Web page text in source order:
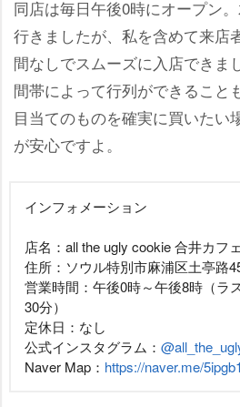
同店は毎日午後0時にオープン
行きましたが、私を含めて来店
間なしでスムーズに入店できま
間帯によって行列ができること
目当てのものを確実に買いたい
が安心ですよ。
インフォメーション
店名：all the ugly cookie 合井カフェ
住所：ソウル特別市麻浦区土亭路
営業時間：午後0時～午後8時（ラ
30分）
定休日：なし
公式インスタグラム：
Naver Map： https://naver.me/